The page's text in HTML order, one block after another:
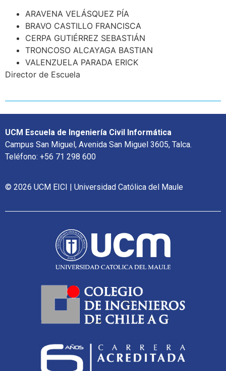
ARAVENA VELÁSQUEZ PÍA
BRAVO CASTILLO FRANCISCA
CERPA GUTIÉRREZ SEBASTIÁN
TRONCOSO ALCAYAGA BASTIAN
VALENZUELA PARADA ERICK
Director de Escuela
UCM Escuela de Ingeniería Civil Informática
Campus San Miguel, Avenida San Miguel 3605, Talca.
Teléfono: +56 71 298 600
© 2026 UCM EICI | Universidad Católica del Maule